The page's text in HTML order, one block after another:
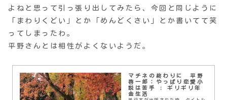
よねと思って引っ張り出してみたら、今回と同じように
「まわりくどい」とか「めんどくさい」とか書いてて笑
ってしまったわ。
平野さんとは相性がよくないようだ。
マチネの終わりに 平野
啓一郎：やっぱり恋愛小
説は苦手 : ギリギリ年
金生活